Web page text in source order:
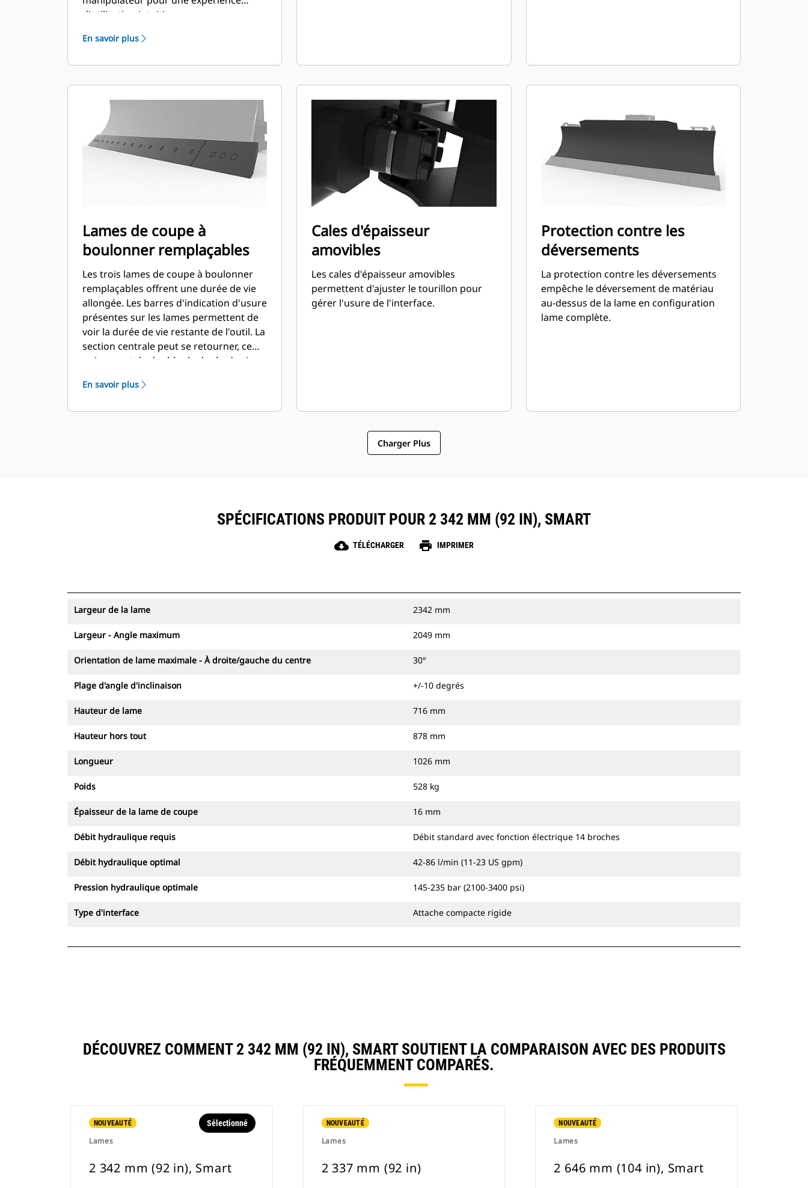
d'utilisation intuitive.
En savoir plus
Lames de coupe à
boulonner remplaçables
Les trois lames de coupe à boulonner
remplaçables offrent une durée de vie
allongée. Les barres d'indication d'usure
présentes sur les lames permettent de
voir la durée de vie restante de l'outil. La
section centrale peut se retourner, ce
qui permet de doubler la durée de vie
En savoir plus
Cales d'épaisseur
amovibles
Les cales d'épaisseur amovibles
permettent d'ajuster le tourillon pour
gérer l'usure de l'interface.
Protection contre les
déversements
La protection contre les déversements
empêche le déversement de matériau
au-dessus de la lame en configuration
lame complète.
Charger Plus
SPÉCIFICATIONS PRODUIT POUR 2 342 MM (92 IN), SMART
cloud_download TÉLÉCHARGER print IMPRIMER
Largeur de la lame 2342 mm
Largeur - Angle maximum 2049 mm
Orientation de lame maximale - À droite/gauche du centre 30°
Plage d'angle d'inclinaison +/-10 degrés
Hauteur de lame 716 mm
Hauteur hors tout 878 mm
Longueur 1026 mm
Poids 528 kg
Épaisseur de la lame de coupe 16 mm
Débit hydraulique requis Débit standard avec fonction électrique 14 broches
Débit hydraulique optimal 42-86 l/min (11-23 US gpm)
Pression hydraulique optimale 145-235 bar (2100-3400 psi)
Type d'interface Attache compacte rigide
DÉCOUVREZ COMMENT 2 342 MM (92 IN), SMART SOUTIENT LA COMPARAISON AVEC DES PRODUITS
FRÉQUEMMENT COMPARÉS.
NOUVEAUTÉ
Lames
Sélectionné
2 342 mm (92 in), Smart
NOUVEAUTÉ
Lames
2 337 mm (92 in)
NOUVEAUTÉ
Lames
2 646 mm (104 in), Smart